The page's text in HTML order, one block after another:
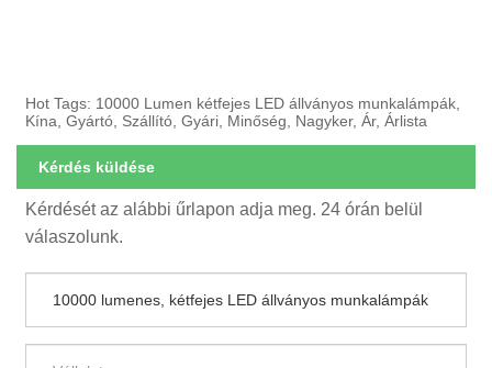
Hot Tags: 10000 Lumen kétfejes LED állványos munkalámpák,
Kína, Gyártó, Szállító, Gyári, Minőség, Nagyker, Ár, Árlista
Kérdés küldése
Kérdését az alábbi űrlapon adja meg. 24 órán belül
válaszolunk.